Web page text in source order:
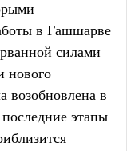
в Гашшарве
силами
нового
возобновлена в
этапы